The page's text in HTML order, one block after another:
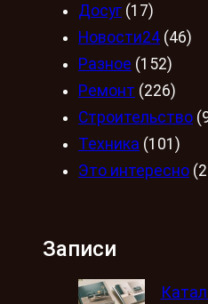
Досуг (17)
Новости24 (46)
Разное (152)
Ремонт (226)
Строительство
Техника (101)
Это интересно
Записи